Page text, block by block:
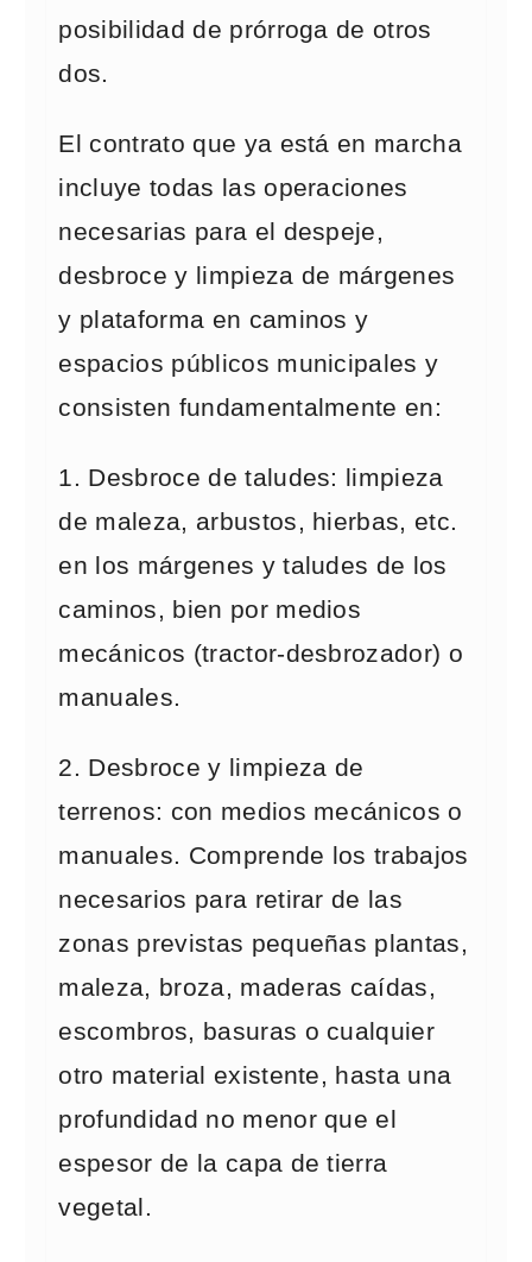
posibilidad de prórroga de otros
dos.
El contrato que ya está en marcha
incluye todas las operaciones
necesarias para el despeje,
desbroce y limpieza de márgenes
y plataforma en caminos y
espacios públicos municipales y
consisten fundamentalmente en:
1. Desbroce de taludes: limpieza
de maleza, arbustos, hierbas, etc.
en los márgenes y taludes de los
caminos, bien por medios
mecánicos (tractor-desbrozador) o
manuales.
2. Desbroce y limpieza de
terrenos: con medios mecánicos o
manuales. Comprende los trabajos
necesarios para retirar de las
zonas previstas pequeñas plantas,
maleza, broza, maderas caídas,
escombros, basuras o cualquier
otro material existente, hasta una
profundidad no menor que el
espesor de la capa de tierra
vegetal.